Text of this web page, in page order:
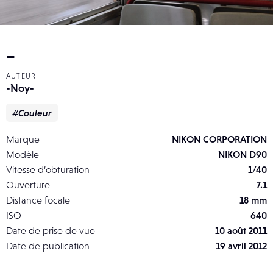
AUTEUR
-Noy-
#Couleur
Marque
NIKON CORPORATION
Modèle
NIKON D90
Vitesse d’obturation
1/40
Ouverture
7.1
Distance focale
18 mm
ISO
640
Date de prise de vue
10 août 2011
Date de publication
19 avril 2012